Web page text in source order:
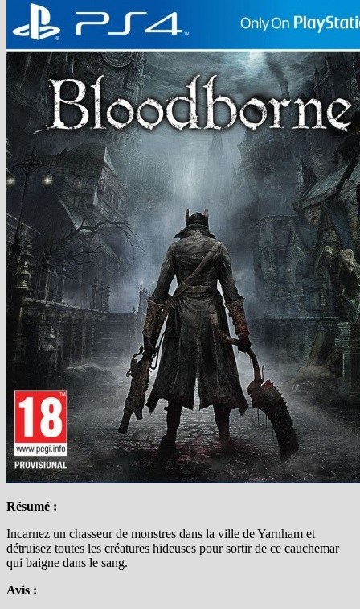
Résumé :
Incarnez un chasseur de monstres dans la ville de Yarnham et
détruisez toutes les créatures hideuses pour sortir de ce cauchemar
qui baigne dans le sang.
Avis :